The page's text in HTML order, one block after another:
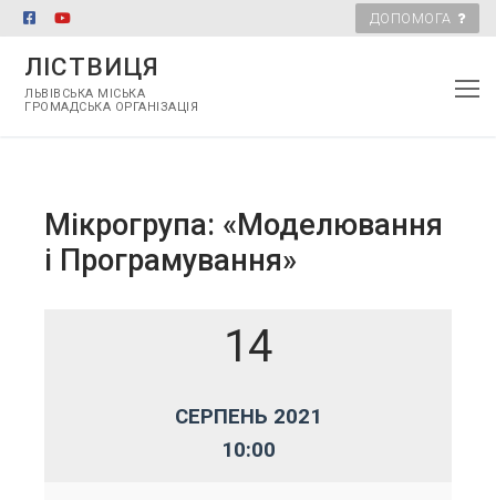
ДОПОМОГА
ЛІСТВИЦЯ
ЛЬВІВСЬКА МІСЬКА
ГРОМАДСЬКА ОРГАНІЗАЦІЯ
Мікрогрупа: «Моделювання
і Програмування»
14
СЕРПЕНЬ 2021
10:00